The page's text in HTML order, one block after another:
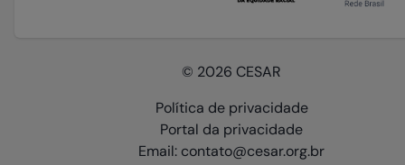
© 2026 CESAR
Política de privacidade
Portal da privacidade
Email: contato@cesar.org.br